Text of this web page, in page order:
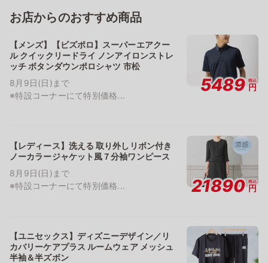
お店からのおすすめ商品
【メンズ】【ビズポロ】スーパーエアクー
ル クイックリードライ ノンアイロンストレ
ッチ ボタンダウンポロシャツ 市松
8月9日(日)まで
※特設コーナーにて特別価格...
5489 税込
円
【レディース】洗える 取り外しリボン付き
ノーカラージャケット風７分袖ワンピース
8月9日(日)まで
※特設コーナーにて特別価格...
21890 税込
円
【ユニセックス】ディズニーデザイン／リ
カバリーケアプラス ルームウェア メッシュ
半袖＆半ズボン